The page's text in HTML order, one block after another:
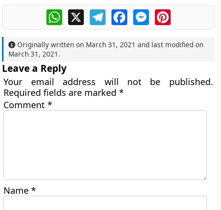
WhatsApp
X TelegramFacebookMessengerPinterest
Originally written on March 31, 2021 and last modified on
March 31, 2021 .
Leave a Reply
Your email address will not be published.
Required fields are marked*
Comment*
Name*